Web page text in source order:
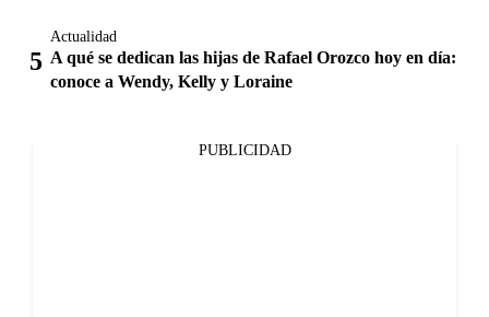
Actualidad
A qué se dedican las hijas de Rafael Orozco hoy en día:
conoce a Wendy, Kelly y Loraine
PUBLICIDAD